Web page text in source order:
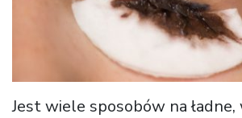
Jest wiele sposobów na ładne,